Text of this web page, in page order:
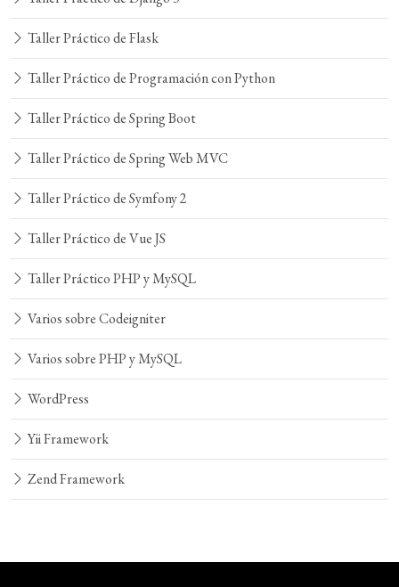
Taller Práctico de Flask
Taller Práctico de Programación con Python
Taller Práctico de Spring Boot
Taller Práctico de Spring Web MVC
Taller Práctico de Symfony 2
Taller Práctico de Vue JS
Taller Práctico PHP y MySQL
Varios sobre Codeigniter
Varios sobre PHP y MySQL
WordPress
Yii Framework
Zend Framework